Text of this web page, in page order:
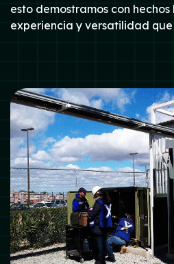
esto demostramos con
experiencia y versatilidad que